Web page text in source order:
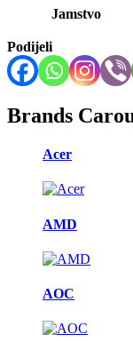
Jamstvo
Podijeli
Brands
Acer
AMD
AOC